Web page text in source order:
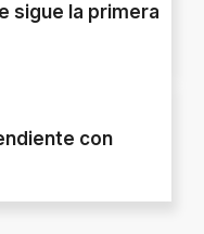
sigue la primera
con